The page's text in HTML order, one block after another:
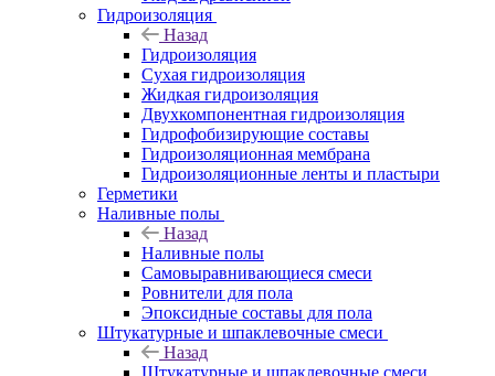
Гидроизоляция
Назад
Гидроизоляция
Сухая гидроизоляция
Жидкая гидроизоляция
Двухкомпонентная гидроизоляция
Гидрофобизирующие составы
Гидроизоляционная мембрана
Гидроизоляционные ленты и пластыри
Герметики
Наливные полы
Назад
Наливные полы
Самовыравнивающиеся смеси
Ровнители для пола
Эпоксидные составы для пола
Штукатурные и шпаклевочные смеси
Назад
Штукатурные и шпаклевочные смеси